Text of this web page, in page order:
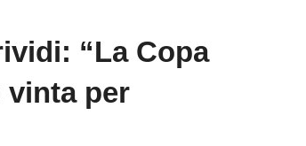
“La Copa
vinta per